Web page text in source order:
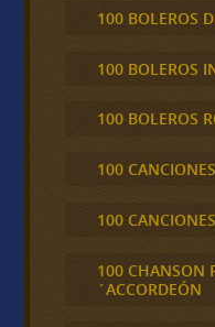
100 BOLEROS
100 BOLEROS
100 BOLEROS
100
100
100 CHANSON
´ACCORDEÓN